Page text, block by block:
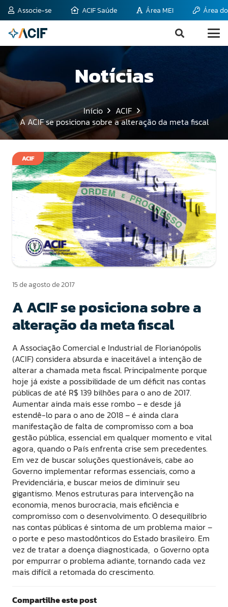
Associe-se ACIF Saúde Área MEI Área
Notícias
Início
ACIF
A ACIF se posiciona sobre a alteração da meta fiscal
ACIF
15 de agosto de 2017
A ACIF se posiciona sobre a
alteração da meta fiscal
A Associação Comercial e Industrial de Florianópolis
(ACIF) considera absurda e inaceitável a intenção de
alterar a chamada meta fiscal. Principalmente porque
hoje já existe a possibilidade de um déficit nas contas
públicas de até R$ 139 bilhões para o ano de 2017.
Aumentar ainda mais esse rombo – e desde já
estendê-lo para o ano de 2018 – é ainda clara
manifestação de falta de compromisso com a boa
gestão pública, essencial em qualquer momento e vital
agora, quando o País enfrenta crise sem precedentes.
Em vez de buscar soluções questionáveis, cabe ao
Governo implementar reformas essenciais, como a
Previdenciária, e buscar meios de diminuir seu
gigantismo. Menos estruturas para intervenção na
economia, menos burocracia, mais eficiência e
compromisso com o desenvolvimento. O desequilíbrio
nas contas públicas é sintoma de um problema maior –
o porte e peso mastodônticos do Estado brasileiro. Em
vez de tratar a doença diagnosticada, o Governo opta
por empurrar o problema adiante, tornando cada vez
mais difícil a retomada do crescimento.
Compartilhe este post